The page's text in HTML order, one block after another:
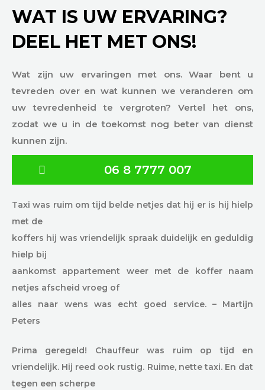
WAT IS UW ERVARING?
DEEL HET MET ONS!
Wat zijn uw ervaringen met ons. Waar bent u
tevreden over en wat kunnen we veranderen om
uw tevredenheid te vergroten? Vertel het ons,
zodat we u in de toekomst nog beter van dienst
kunnen zijn.
06 8 7777 007
Taxi was ruim om tijd belde netjes dat hij er is hij hielp
met de
koffers hij was vriendelijk spraak duidelijk en geduldig
hielp bij
aankomst appartement weer met de koffer naam
netjes afscheid vroeg of
alles naar wens was echt goed service. – Martijn
Peters
Prima geregeld! Chauffeur was ruim op tijd en
vriendelijk. Hij reed ook rustig. Ruime, nette taxi. En dat
tegen een scherpe